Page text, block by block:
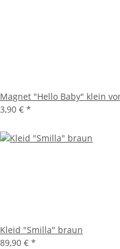
Magnet "Hello Baby" klein
3,90 € *
Kleid "Smilla" braun
89,90 € *